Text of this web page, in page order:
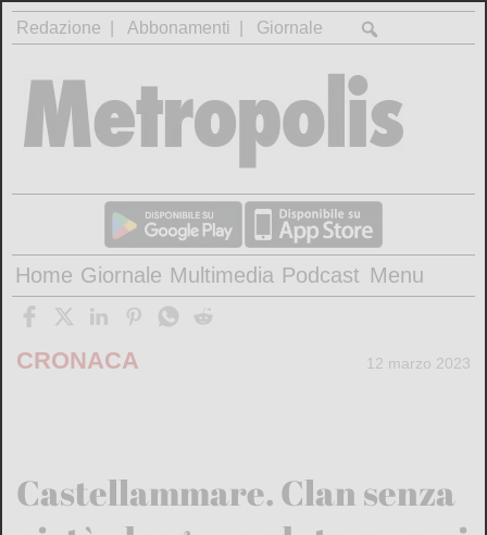
Redazione Abbonamenti Giornale
Home Giornale Multimedia Podcast Menu
CRONACA 12 marzo 2023
Castellammare. Clan senza